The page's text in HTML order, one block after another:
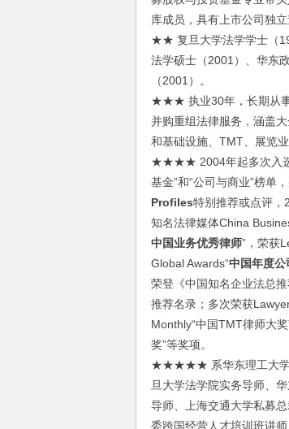
库成员，具有上市公司独立
★★ 复旦大学法学学士（
法学硕士（2001）、华东
（2001）。
★★★ 执业30年，长期从事
并购重组法律服务，涵盖
和基础设施、TMT、展览业
★★★★ 2004年起多次入
基金”和“公司与商业”榜单
Profiles特别推荐或点评，
知名法律媒体China
中国业务优秀律师”，荣获
Global Awards“中国年度公
荣登《中国知名企业法总推
推荐名录；多次荣获
Monthly“中国TMT律师大
奖”等奖项。
★★★★★ 系华东理工大学
旦大学法学院实务导师、
导师、上海交通大学私募
委跨国经营人才培训班讲